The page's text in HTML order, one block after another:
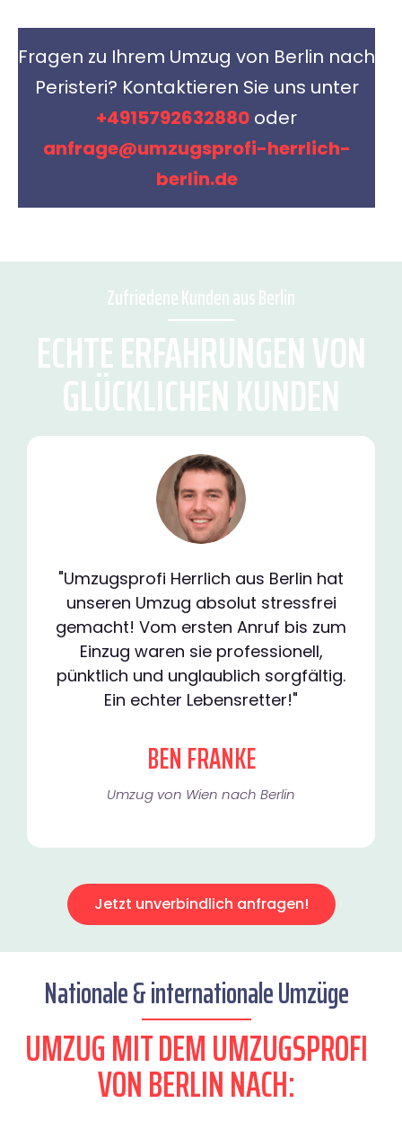
Fragen zu Ihrem Umzug von Berlin nach
Peristeri? Kontaktieren Sie uns unter
+4915792632880 oder
anfrage@umzugsprofi-herrlich-
berlin.de
Zufriedene Kunden aus Berlin
ECHTE ERFAHRUNGEN VON
GLÜCKLICHEN KUNDEN
"Umzugsprofi Herrlich aus Berlin hat
unseren Umzug absolut stressfrei
gemacht! Vom ersten Anruf bis zum
Einzug waren sie professionell,
pünktlich und unglaublich sorgfältig.
Ein echter Lebensretter!"
BEN FRANKE
Umzug von Wien nach Berlin
Jetzt unverbindlich anfragen!
Nationale & internationale Umzüge
UMZUG MIT DEM UMZUGSPROFI
VON BERLIN NACH: